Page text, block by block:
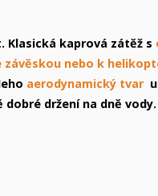
kaprová zátěž s
nebo k
aerodynamický tvar
držení na dně vody.